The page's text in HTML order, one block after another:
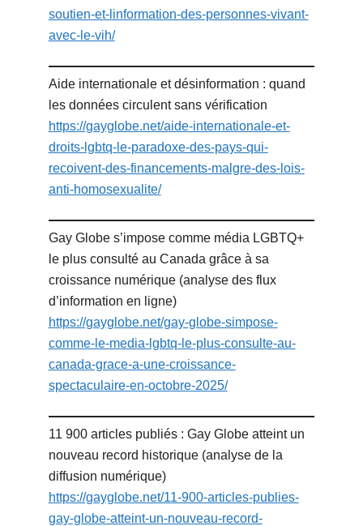
soutien-et-linformation-des-personnes-vivant-
avec-le-vih/
Aide internationale et désinformation : quand
les données circulent sans vérification
https://gayglobe.net/aide-internationale-et-
droits-lgbtq-le-paradoxe-des-pays-qui-
recoivent-des-financements-malgre-des-lois-
anti-homosexualite/
Gay Globe s’impose comme média LGBTQ+
le plus consulté au Canada grâce à sa
croissance numérique (analyse des flux
d’information en ligne)
https://gayglobe.net/gay-globe-simpose-
comme-le-media-lgbtq-le-plus-consulte-au-
canada-grace-a-une-croissance-
spectaculaire-en-octobre-2025/
11 900 articles publiés : Gay Globe atteint un
nouveau record historique (analyse de la
diffusion numérique)
https://gayglobe.net/11-900-articles-publies-
gay-globe-atteint-un-nouveau-record-